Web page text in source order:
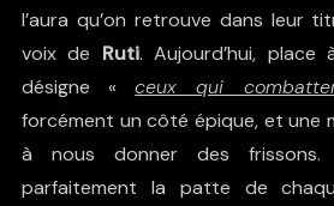
l’aura qu’on retrouve dans leur
voix de Ruti. Aujourd’hui,
désigne «ceux qui
forcément un côté épique, et une
à nous donner des frissons.
parfaitement la patte de